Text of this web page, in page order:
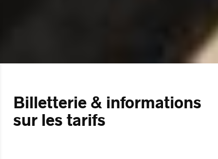
Billetterie & informations
sur les tarifs